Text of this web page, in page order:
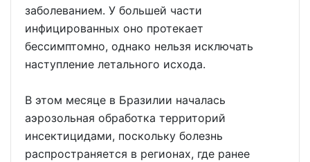
заболеванием. У большей части
инфицированных оно протекает
бессимптомно, однако нельзя исключать
наступление летального исхода.
В этом месяце в Бразилии началась
аэрозольная обработка территорий
инсектицидами, поскольку болезнь
распространяется в регионах, где ранее